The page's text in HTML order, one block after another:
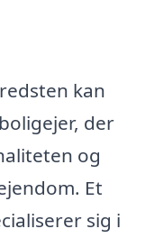
kan
der
og
Et
sig i